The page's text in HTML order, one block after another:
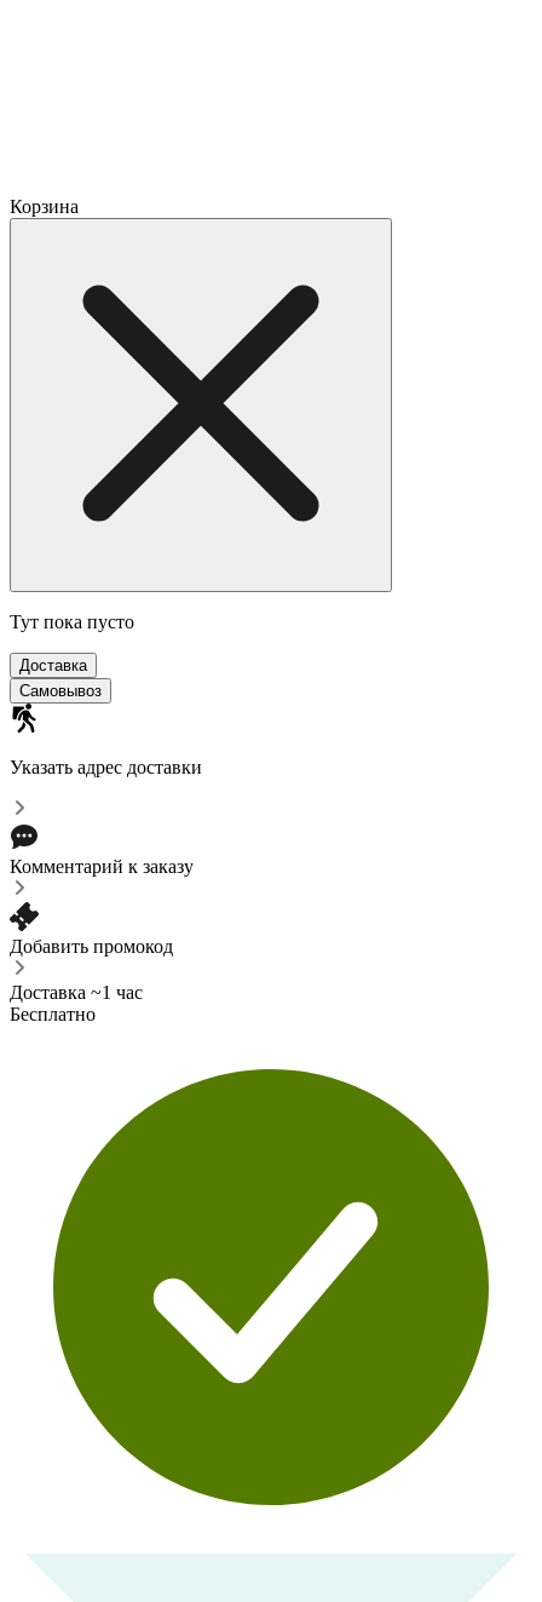
Корзина
Тут пока пусто
Доставка
Самовывоз
Указать адрес доставки
Комментарий к заказу
Добавить промокод
Доставка ~1 час
Бесплатно